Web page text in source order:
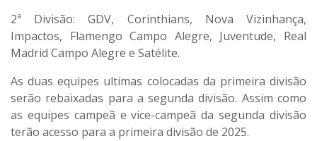
2ª Divisão: GDV, Corinthians, Nova Vizinhança,
Impactos, Flamengo Campo Alegre, Juventude, Real
Madrid Campo Alegre e Satélite.
As duas equipes ultimas colocadas da primeira divisão
serão rebaixadas para a segunda divisão. Assim como
as equipes campeã e vice-campeã da segunda divisão
terão acesso para a primeira divisão de 2025.